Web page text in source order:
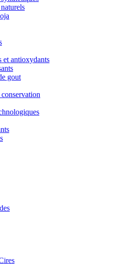
et antioxydants
gout